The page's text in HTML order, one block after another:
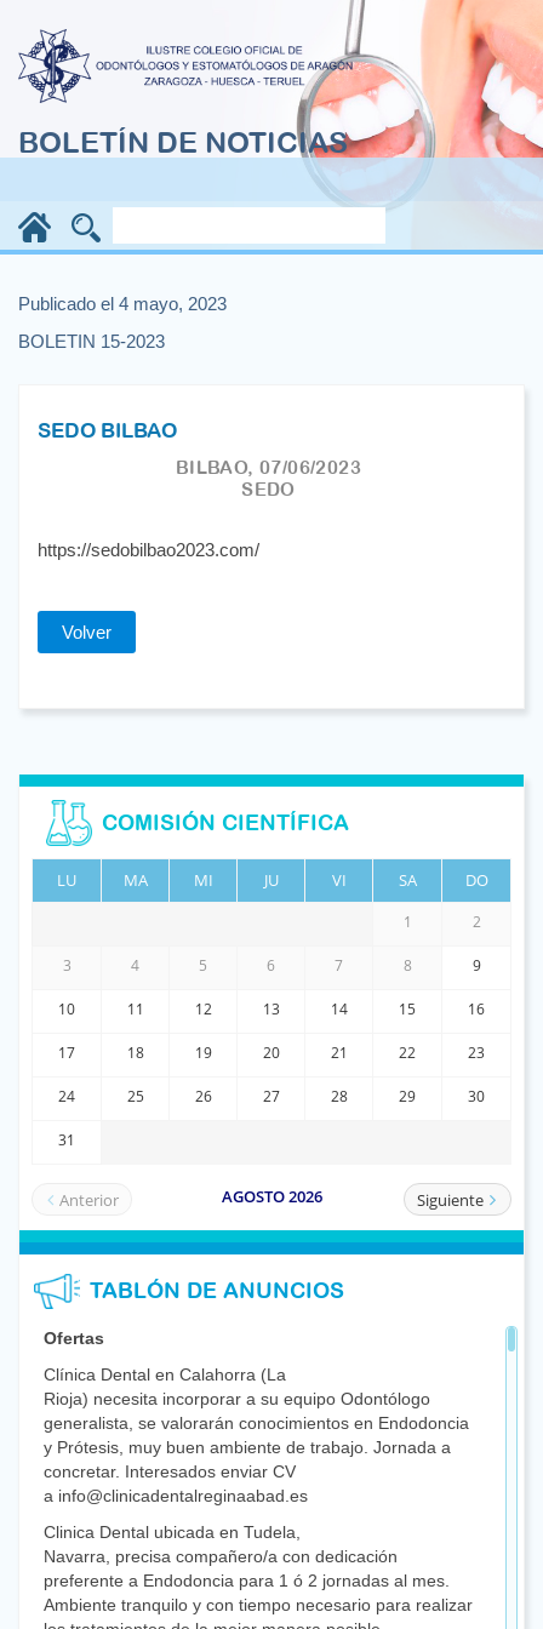
BOLETÍN DE NOTICIAS
Publicado el 4 mayo, 2023
BOLETIN 15-2023
SEDO BILBAO
BILBAO, 07/06/2023
SEDO
https://sedobilbao2023.com/
Volver
COMISIÓN CIENTÍFICA
TABLÓN DE ANUNCIOS
Ofertas
Clínica Dental en Calahorra (La
Rioja) necesita incorporar a su equipo Odontólogo
generalista, se valorarán conocimientos en Endodoncia
y Prótesis, muy buen ambiente de trabajo. Jornada a
concretar. Interesados enviar CV
a info@clinicadentalreginaabad.es
Clinica Dental ubicada en Tudela,
Navarra, precisa compañero/a con dedicación
preferente a Endodoncia para 1 ó 2 jornadas al mes.
Ambiente tranquilo y con tiempo necesario para realizar